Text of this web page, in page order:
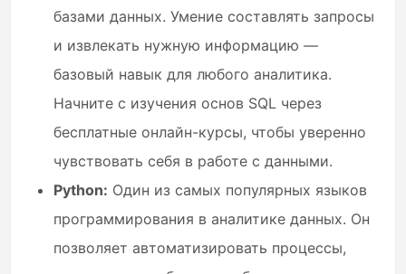
базами данных. Умение составлять запросы
и извлекать нужную информацию —
базовый навык для любого аналитика.
Начните с изучения основ SQL через
бесплатные онлайн-курсы, чтобы уверенно
чувствовать себя в работе с данными.
Python: Один из самых популярных языков
программирования в аналитике данных. Он
позволяет автоматизировать процессы,